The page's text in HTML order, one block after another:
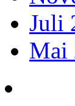
Juli
Mai